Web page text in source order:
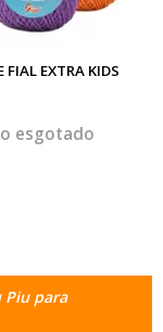
FIAL EXTRA KIDS
esgotado
Piu para